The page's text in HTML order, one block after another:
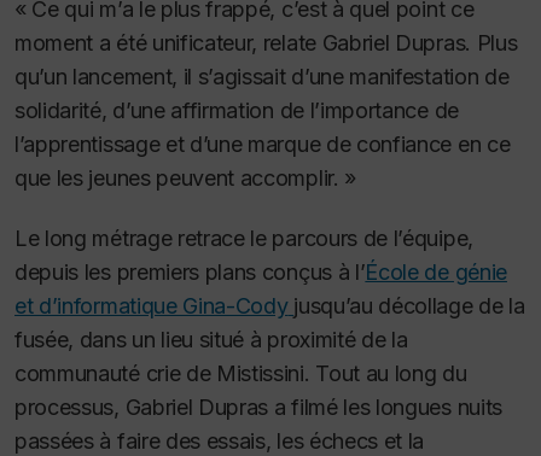
« Ce qui m’a le plus frappé, c’est à quel point ce
moment a été unificateur, relate Gabriel Dupras. Plus
qu’un lancement, il s’agissait d’une manifestation de
solidarité, d’une affirmation de l’importance de
l’apprentissage et d’une marque de confiance en ce
que les jeunes peuvent accomplir. »
Le long métrage retrace le parcours de l’équipe,
depuis les premiers plans conçus à l’École de génie
et d’informatique Gina-Cody jusqu’au décollage de la
fusée, dans un lieu situé à proximité de la
communauté crie de Mistissini. Tout au long du
processus, Gabriel Dupras a filmé les longues nuits
passées à faire des essais, les échecs et la